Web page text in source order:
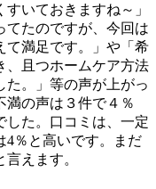
いておきますね～」
てたのですが、今回は
て満足です。」や「希
、且つホームケア方法
た。」等の声が上がっ
満の声は３件で４％
した。口コミは、一定
4％と高いです。まだ
えます。